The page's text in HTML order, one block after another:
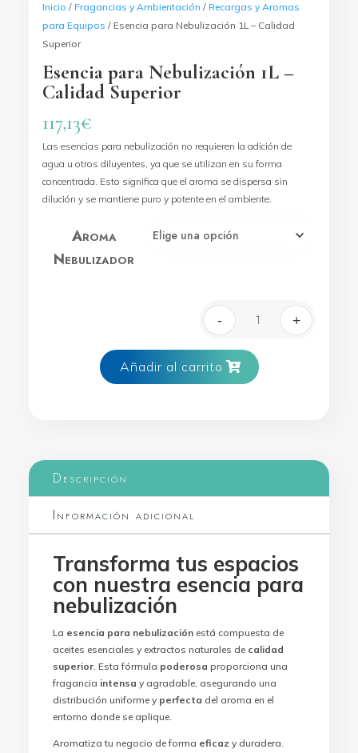
Inicio / Fragancias y Ambientación / Recargas y Aromas
para Equipos / Esencia para Nebulización 1L – Calidad
Superior
Esencia para Nebulización 1L –
Calidad Superior
117,13€
Las esencias para nebulización no requieren la adición de
agua u otros diluyentes, ya que se utilizan en su forma
concentrada. Esto significa que el aroma se dispersa sin
dilución y se mantiene puro y potente en el ambiente.
Aroma
Nebulizador
Esencia para
- +
Añadir al carrito
Descripción
Información adicional
Transforma tus espacios
con nuestra esencia para
nebulización
La esencia para nebulizaciónestá compuesta de
aceites esenciales y extractos naturales de calidad
superior. Esta fórmula poderosa proporciona una
fragancia intensa y agradable, asegurando una
distribución uniforme y perfecta del aroma en el
entorno donde se aplique.
Aromatiza tu negocio de forma eficaz y duradera.